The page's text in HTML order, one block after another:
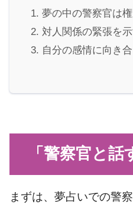
夢の中の警察官は
対人関係の緊張を
自分の感情に向き
「警察官と
まずは、夢占いでの警